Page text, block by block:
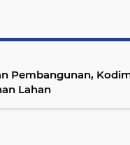
Pembangunan,
Lahan